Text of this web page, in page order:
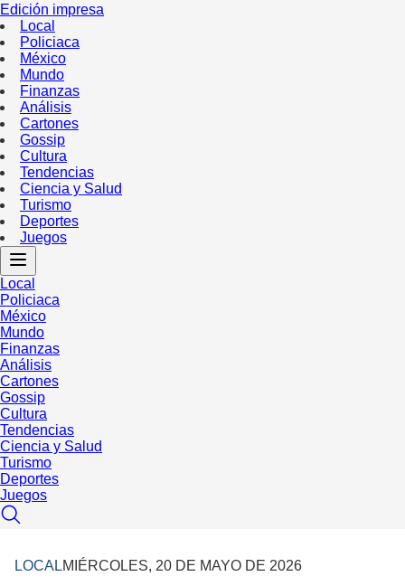
Edición impresa
Local
Policiaca
México
Mundo
Finanzas
Análisis
Cartones
Gossip
Cultura
Tendencias
Ciencia y Salud
Turismo
Deportes
Juegos
Local
Policiaca
México
Mundo
Finanzas
Análisis
Cartones
Gossip
Cultura
Tendencias
Ciencia y Salud
Turismo
Deportes
Juegos
LOCALMIÉRCOLES, 20 DE MAYO DE 2026